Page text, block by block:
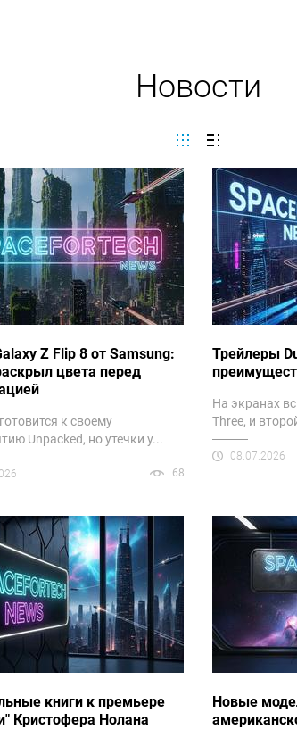
Новости
Z Flip 8 от Samsung:
цвета перед
к своему
Unpacked, но утечки у...
68
Трейлеры
На экранах
Three, и
08.07.2026
книги к премьере
Кристофера Нолана
Новые